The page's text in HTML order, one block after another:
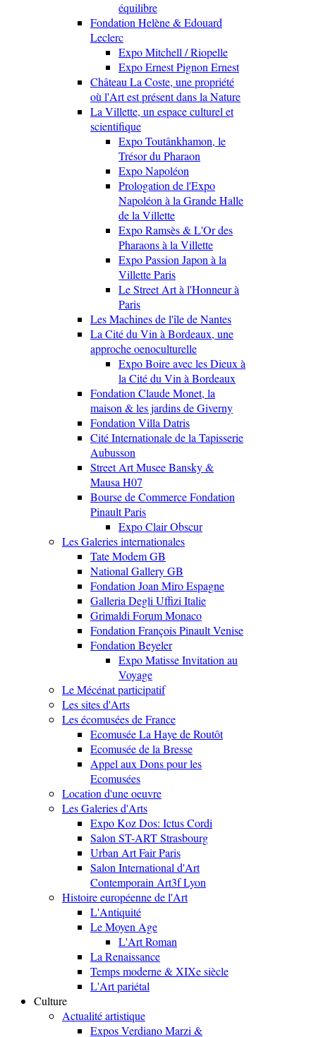
équilibre
Fondation Helène & Edouard
Leclerc
Expo Mitchell / Riopelle
Expo Ernest Pignon Ernest
Château La Coste, une propriété
où l'Art est présent dans la Nature
La Villette, un espace culturel et
scientifique
Expo Toutânkhamon, le
Trésor du Pharaon
Expo Napoléon
Prologation de l'Expo
Napoléon à la Grande Halle
de la Villette
Expo Ramsès & L'Or des
Pharaons à la Villette
Expo Passion Japon à la
Villette Paris
Le Street Art à l'Honneur à
Paris
Les Machines de l'île de Nantes
La Cité du Vin à Bordeaux, une
approche oenoculturelle
Expo Boire avec les Dieux à
la Cité du Vin à Bordeaux
Fondation Claude Monet, la
maison & les jardins de Giverny
Fondation Villa Datris
Cité Internationale de la Tapisserie
Aubusson
Street Art Musee Bansky &
Mausa H07
Bourse de Commerce Fondation
Pinault Paris
Expo Clair Obscur
Les Galeries internationales
Tate Modem GB
National Gallery GB
Fondation Joan Miro Espagne
Galleria Degli Uffizi Italie
Grimaldi Forum Monaco
Fondation François Pinault Venise
Fondation Beyeler
Expo Matisse Invitation au
Voyage
Le Mécénat participatif
Les sites d'Arts
Les écomusées de France
Ecomusée La Haye de Routôt
Ecomusée de la Bresse
Appel aux Dons pour les
Ecomusées
Location d'une oeuvre
Les Galeries d'Arts
Expo Koz Dos: Ictus Cordi
Salon ST-ART Strasbourg
Urban Art Fair Paris
Salon International d'Art
Contemporain Art3f Lyon
Histoire européenne de l'Art
L'Antiquité
Le Moyen Age
L'Art Roman
La Renaissance
Temps moderne & XIXe siècle
L'Art pariétal
Culture
Actualité artistique
Expos Verdiano Marzi &